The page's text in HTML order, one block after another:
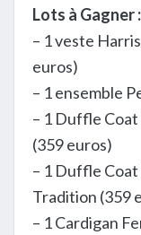
Lots à Gagner :
– 1 veste
euros)
– 1 ensemble
– 1 Duffle
(359 euros)
– 1 Duffle
Tradition (359
– 1 Cardigan